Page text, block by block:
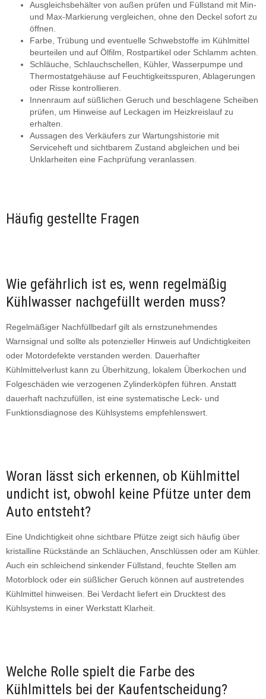
Ausgleichsbehälter von außen prüfen und Füllstand mit Min-
und Max-Markierung vergleichen, ohne den Deckel sofort zu
öffnen.
Farbe, Trübung und eventuelle Schwebstoffe im Kühlmittel
beurteilen und auf Ölfilm, Rostpartikel oder Schlamm achten.
Schläuche, Schlauchschellen, Kühler, Wasserpumpe und
Thermostatgehäuse auf Feuchtigkeitsspuren, Ablagerungen
oder Risse kontrollieren.
Innenraum auf süßlichen Geruch und beschlagene Scheiben
prüfen, um Hinweise auf Leckagen im Heizkreislauf zu
erhalten.
Aussagen des Verkäufers zur Wartungshistorie mit
Serviceheft und sichtbarem Zustand abgleichen und bei
Unklarheiten eine Fachprüfung veranlassen.
Häufig gestellte Fragen
Wie gefährlich ist es, wenn regelmäßig
Kühlwasser nachgefüllt werden muss?
Regelmäßiger Nachfüllbedarf gilt als ernstzunehmendes
Warnsignal und sollte als potenzieller Hinweis auf Undichtigkeiten
oder Motordefekte verstanden werden. Dauerhafter
Kühlmittelverlust kann zu Überhitzung, lokalem Überkochen und
Folgeschäden wie verzogenen Zylinderköpfen führen. Anstatt
dauerhaft nachzufüllen, ist eine systematische Leck- und
Funktionsdiagnose des Kühlsystems empfehlenswert.
Woran lässt sich erkennen, ob Kühlmittel
undicht ist, obwohl keine Pfütze unter dem
Auto entsteht?
Eine Undichtigkeit ohne sichtbare Pfütze zeigt sich häufig über
kristalline Rückstände an Schläuchen, Anschlüssen oder am Kühler.
Auch ein schleichend sinkender Füllstand, feuchte Stellen am
Motorblock oder ein süßlicher Geruch können auf austretendes
Kühlmittel hinweisen. Bei Verdacht liefert ein Drucktest des
Kühlsystems in einer Werkstatt Klarheit.
Welche Rolle spielt die Farbe des
Kühlmittels bei der Kaufentscheidung?